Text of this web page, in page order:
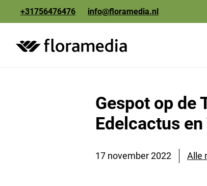
+31756476476 info@floramedia.nl
Gespot op de
Edelcactus
17 november 2022 Alle
fotografie